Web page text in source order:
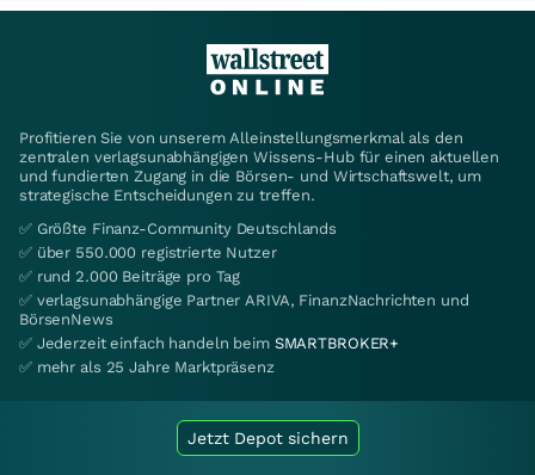
Profitieren Sie von unserem Alleinstellungsmerkmal als den
zentralen verlagsunabhängigen Wissens-Hub für einen aktuellen
und fundierten Zugang in die Börsen- und Wirtschaftswelt, um
strategische Entscheidungen zu treffen.
✅ Größte Finanz-Community Deutschlands
✅ über 550.000 registrierte Nutzer
✅ rund 2.000 Beiträge pro Tag
✅ verlagsunabhängige Partner ARIVA, FinanzNachrichten und
BörsenNews
✅ Jederzeit einfach handeln beim SMARTBROKER+
✅ mehr als 25 Jahre Marktpräsenz
Jetzt Depot sichern